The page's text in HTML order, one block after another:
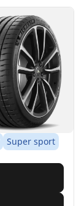
Super sport